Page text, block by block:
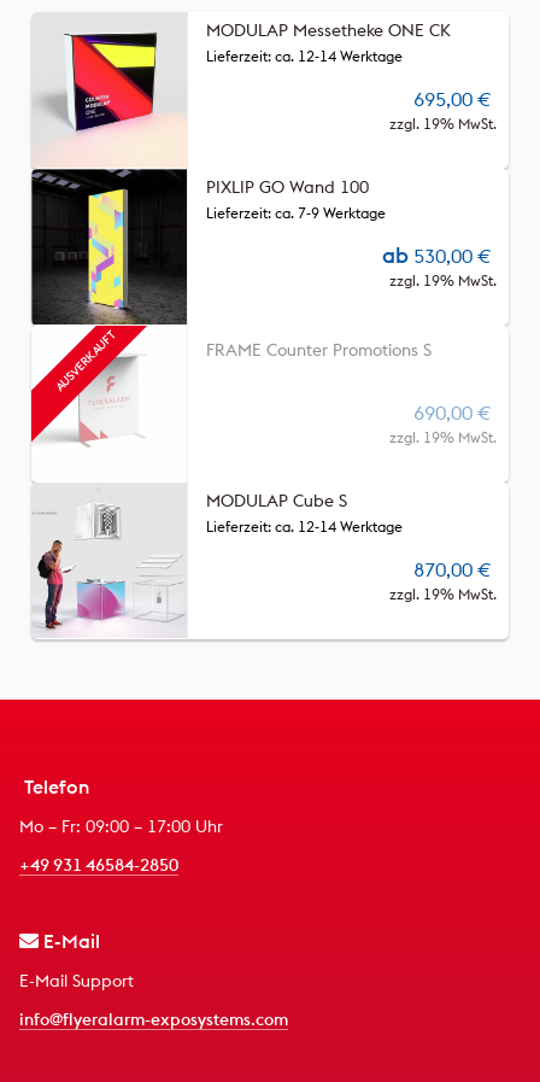
MODULAP Messetheke ONE CK
Lieferzeit: ca. 12-14 Werktage
695,00 €
zzgl. 19% MwSt.
PIXLIP GO Wand 100
ab 530,00 €
zzgl. 19% MwSt.
Lieferzeit: ca. 7-9 Werktage
FRAME Counter Promotions S
690,00 €
zzgl. 19% MwSt.
MODULAP Cube S
Lieferzeit: ca. 12-14 Werktage
870,00 €
zzgl. 19% MwSt.
Telefon
Mo – Fr: 09:00 – 17:00 Uhr
+49 931 46584-2850
E-Mail
E-Mail Support
info@flyeralarm-exposystems.com